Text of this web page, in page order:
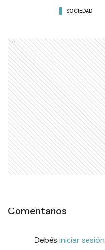
SOCIEDAD
Ads
Comentarios
Debés iniciar sesión